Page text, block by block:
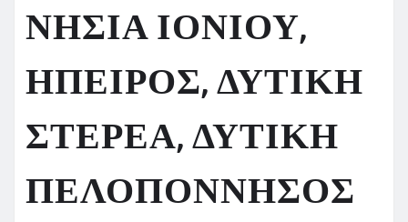
ΝΗΣΙΑ ΙΟΝΙΟΥ,
ΗΠΕΙΡΟΣ, ΔΥΤΙΚΗ
ΣΤΕΡΕΑ, ΔΥΤΙΚΗ
ΠΕΛΟΠΟΝΝΗΣΟΣ